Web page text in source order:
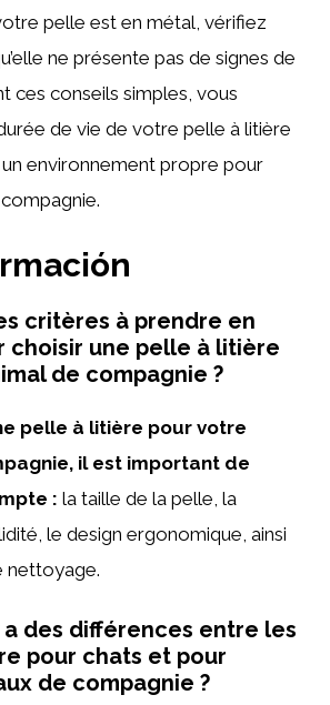
pelle est en métal, vérifiez
ne présente pas de signes de
ces conseils simples, vous
de vie de votre pelle à litière
environnement propre pour
critères à prendre en
choisir une pelle à litière
de compagnie ?
pelle à litière pour votre
il est important de
: la taille de la pelle, la
le design ergonomique, ainsi
nettoyage.
a des différences entre les
pour chats et pour
de compagnie ?